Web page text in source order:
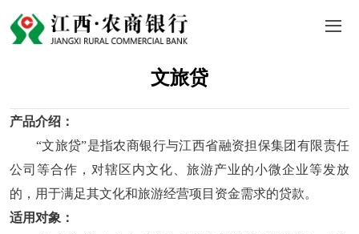
文旅贷
产品介绍：
“文旅贷”是指农商银行与江西省融资担保集团有限责任
公司等合作，对辖区内文化、旅游产业的小微企业等发放
的，用于满足其文化和旅游经营项目资金需求的贷款。
适用对象：